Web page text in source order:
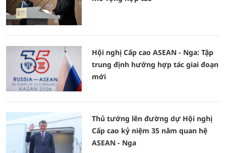
Hội nghị Cấp cao ASEAN - Nga: Tập
trung định hướng hợp tác giai đoạn
mới
Thủ tướng lên đường dự Hội nghị
Cấp cao kỷ niệm 35 năm quan hệ
ASEAN - Nga